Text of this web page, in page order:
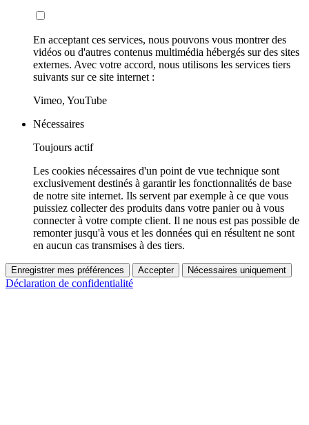
En acceptant ces services, nous pouvons vous montrer des
vidéos ou d'autres contenus multimédia hébergés sur des sites
externes. Avec votre accord, nous utilisons les services tiers
suivants sur ce site internet :
Vimeo, YouTube
Nécessaires
Toujours actif
Les cookies nécessaires d'un point de vue technique sont
exclusivement destinés à garantir les fonctionnalités de base
de notre site internet. Ils servent par exemple à ce que vous
puissiez collecter des produits dans votre panier ou à vous
connecter à votre compte client. Il ne nous est pas possible de
remonter jusqu'à vous et les données qui en résultent ne sont
en aucun cas transmises à des tiers.
Enregistrer mes préférences Accepter Nécessaires uniquement
Déclaration de confidentialité